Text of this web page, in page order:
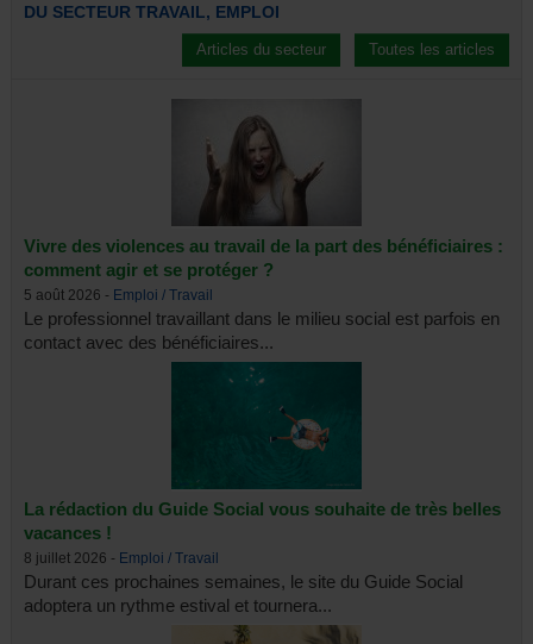
DU SECTEUR TRAVAIL, EMPLOI
Articles du secteur Toutes les articles
Vivre des violences au travail de la part des bénéficiaires :
comment agir et se protéger ?
5 août 2026 - Emploi / Travail
Le professionnel travaillant dans le milieu social est parfois en
contact avec des bénéficiaires...
La rédaction du Guide Social vous souhaite de très belles
vacances !
8 juillet 2026 - Emploi / Travail
Durant ces prochaines semaines, le site du Guide Social
adoptera un rythme estival et tournera...